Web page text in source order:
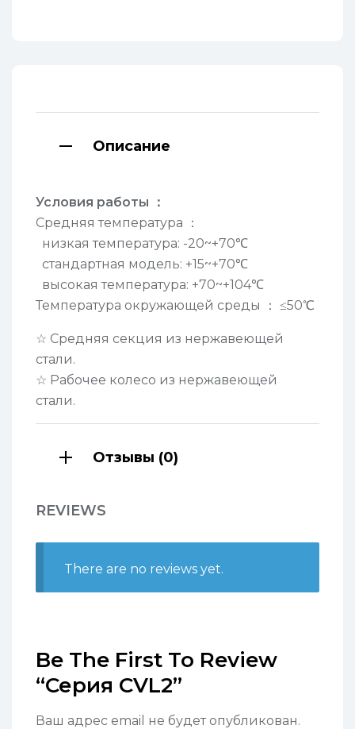
Описание
Условия работы
：
Средняя температура
：
низкая температура: -20~+70℃
стандартная модель: +15~+70℃
высокая температура: +70~+104℃
Температура окружающей среды
： ≤50℃
☆ Средняя секция из нержавеющей
стали.
☆ Рабочее колесо из нержавеющей
стали.
Отзывы (0)
REVIEWS
There are no reviews yet.
Be The First To Review
“Серия CVL2”
Ваш адрес email не будет опубликован.